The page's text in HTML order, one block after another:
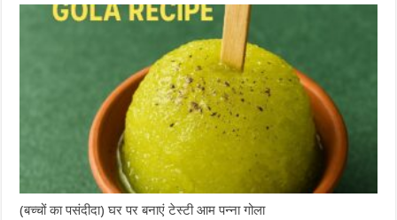
(बच्चों का पसंदीदा) घर पर बनाएं टेस्टी आम पन्ना गोला